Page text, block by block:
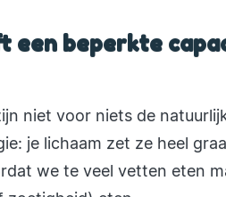
een beperkte
niet voor niets de
je lichaam zet ze heel
we te veel vetten eten